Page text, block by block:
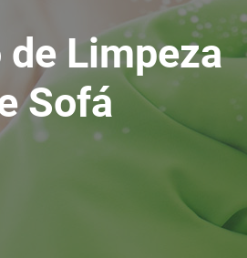
Limpeza
Sofá